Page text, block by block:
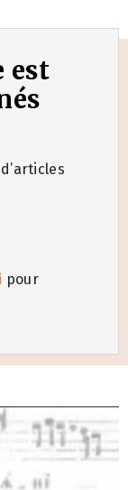
est
pour